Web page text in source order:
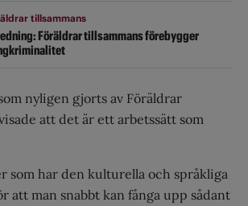
tillsammans
Föräldrar tillsammans förebygger
nyligen gjorts av Föräldrar
att det är ett arbetssätt som
som har den kulturella och språkliga
att man snabbt kan fånga upp sådant